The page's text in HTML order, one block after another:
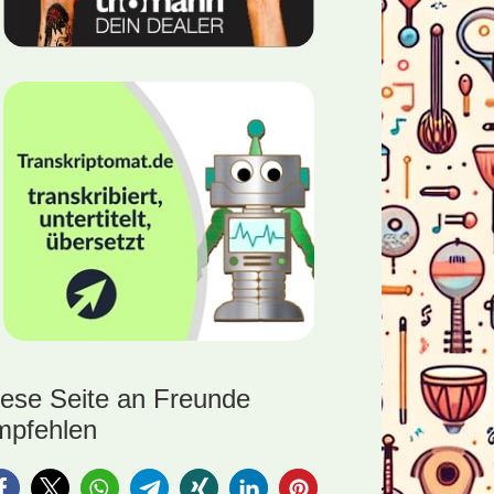
Seite an Freunde